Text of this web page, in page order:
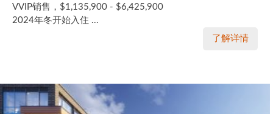
VVIP销售，$1,135,900 - $6,425,900
2024年冬开始入住 ...
了解详情